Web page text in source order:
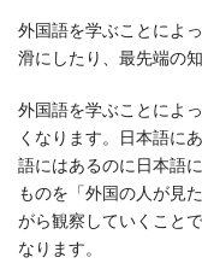
外国語を学ぶことによ
滑にしたり、最先端の
外国語を学ぶことによ
くなります。日本語に
語にはあるのに日本語
ものを「外国の人が見
がら観察していくこと
なります。